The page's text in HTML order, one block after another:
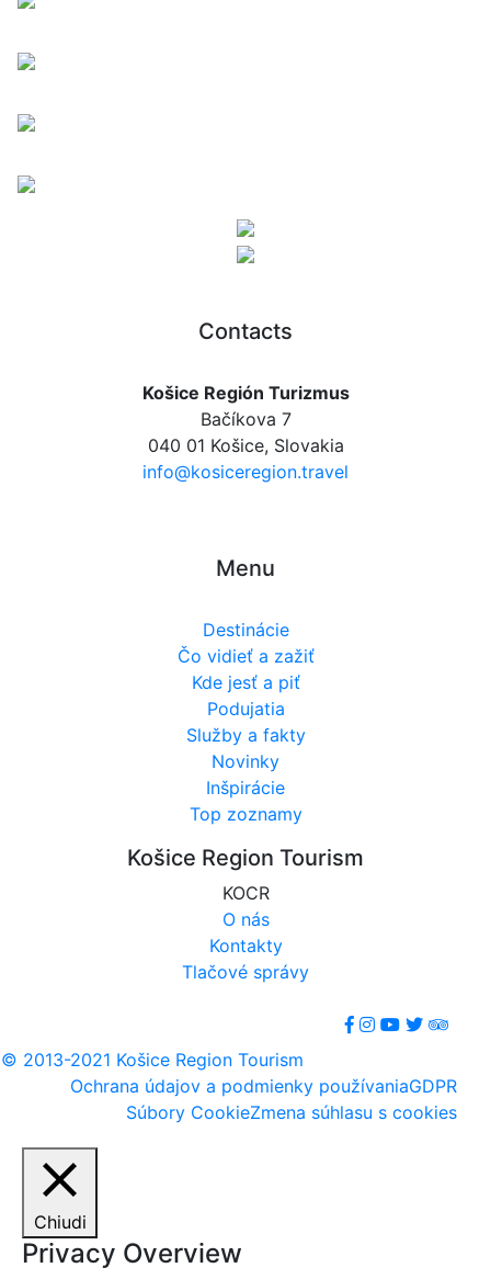
Contacts
Košice Región Turizmus
Bačíkova 7
040 01 Košice, Slovakia
info@kosiceregion.travel
Menu
Destinácie
Čo vidieť a zažiť
Kde jesť a piť
Podujatia
Služby a fakty
Novinky
Inšpirácie
Top zoznamy
Košice Region Tourism
KOCR
O nás
Kontakty
Tlačové správy
© 2013-2021 Košice Region Tourism
Ochrana údajov a podmienky používaniaGDPR
Súbory CookieZmena súhlasu s cookies
Chiudi
Privacy Overview